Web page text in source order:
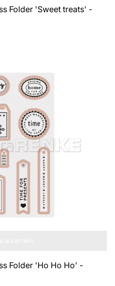
Folder 'Sweet treats' -
Folder 'Ho Ho Ho' -